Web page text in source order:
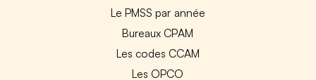
Le PMSS par année
Bureaux CPAM
Les codes CCAM
Les OPCO